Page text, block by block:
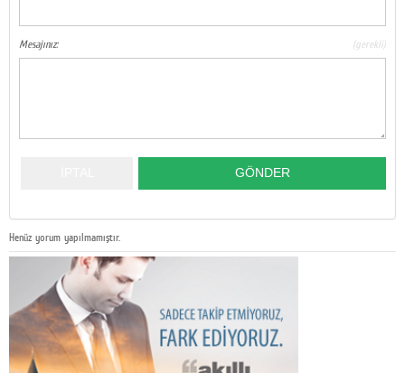
Mesajınız: (gerekli)
Henüz yorum yapılmamıştır.